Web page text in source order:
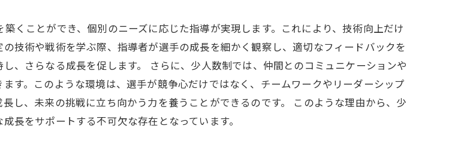
くことができ、個別のニーズに応じた指導が実現します。これにより、技術向上だけ
技術や戦術を学ぶ際、指導者が選手の成長を細かく観察し、適切なフィードバックを
、さらなる成長を促します。 さらに、少人数制では、仲間とのコミュニケーションや
す。このような環境は、選手が競争心だけではなく、チームワークやリーダーシップ
し、未来の挑戦に立ち向かう力を養うことができるのです。 このような理由から、少
長をサポートする不可欠な存在となっています。